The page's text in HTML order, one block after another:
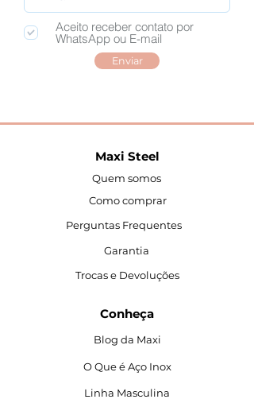
Aceito receber contato por
WhatsApp ou E-mail
Enviar
Maxi Steel
Quem somos
Como comprar
Perguntas Frequentes
Garantia
Trocas e Devoluções
Conheça
Blog da Maxi
O Que é Aço Inox
Linha Masculina